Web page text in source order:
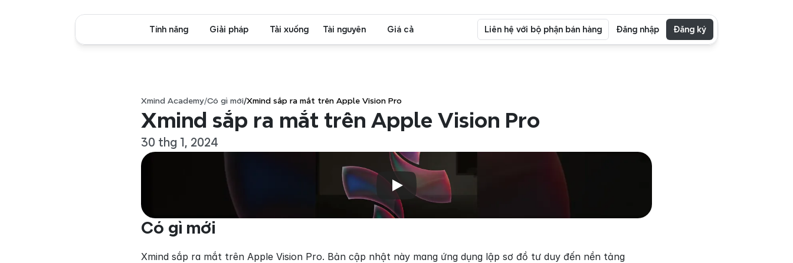
Xmind Academy/Có gì mới/Xmind sắp ra mắt trên Apple Vision Pro
Xmind sắp ra mắt trên Apple Vision Pro
30 thg 1, 2024
Có gì mới
Xmind sắp ra mắt trên Apple Vision Pro. Bản cập nhật này mang ứng dụng lập sơ đồ tư duy đến nền tảng
Tính năng Giải pháp Tải xuống Tài nguyên Giá cả Liên hệ với bộ phận bán hàng Đăng nhập Đăng ký